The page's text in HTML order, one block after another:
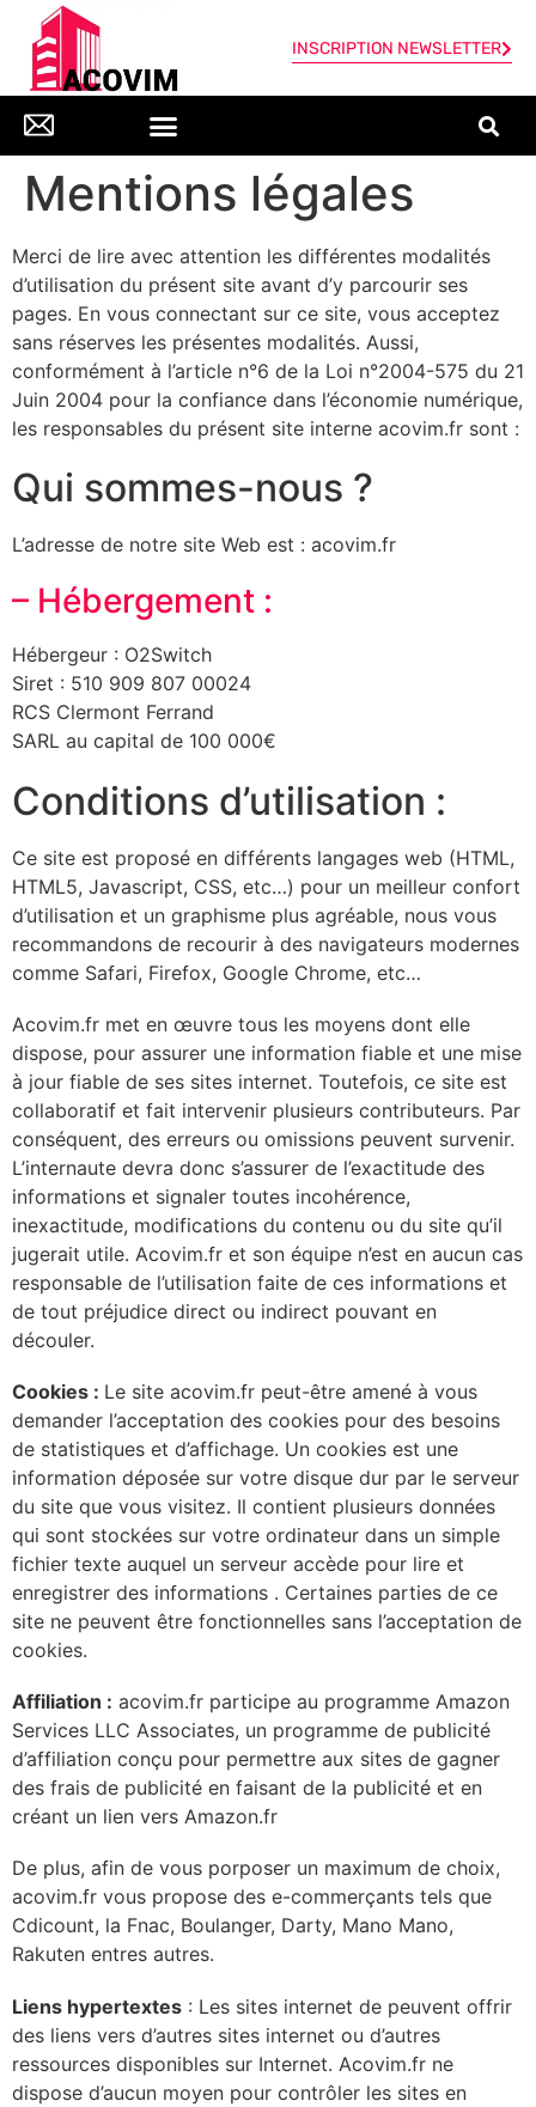
INSCRIPTION NEWSLETTER
Mentions légales
Merci de lire avec attention les différentes modalités
d’utilisation du présent site avant d’y parcourir ses
pages. En vous connectant sur ce site, vous acceptez
sans réserves les présentes modalités. Aussi,
conformément à l’article n°6 de la Loi n°2004-575 du 21
Juin 2004 pour la confiance dans l’économie numérique,
les responsables du présent site interne acovim.fr sont :
Qui sommes-nous ?
L’adresse de notre site Web est : acovim.fr
– Hébergement :
Hébergeur : O2Switch
Siret : 510 909 807 00024
RCS Clermont Ferrand
SARL au capital de 100 000€
Conditions d’utilisation :
Ce site est proposé en différents langages web (HTML,
HTML5, Javascript, CSS, etc…) pour un meilleur confort
d’utilisation et un graphisme plus agréable, nous vous
recommandons de recourir à des navigateurs modernes
comme Safari, Firefox, Google Chrome, etc…
Acovim.fr met en œuvre tous les moyens dont elle
dispose, pour assurer une information fiable et une mise
à jour fiable de ses sites internet. Toutefois, ce site est
collaboratif et fait intervenir plusieurs contributeurs. Par
conséquent, des erreurs ou omissions peuvent survenir.
L’internaute devra donc s’assurer de l’exactitude des
informations et signaler toutes incohérence,
inexactitude, modifications du contenu ou du site qu’il
jugerait utile. Acovim.fr et son équipe n’est en aucun cas
responsable de l’utilisation faite de ces informations et
de tout préjudice direct ou indirect pouvant en
découler.
Cookies : Le site acovim.fr peut-être amené à vous
demander l’acceptation des cookies pour des besoins
de statistiques et d’affichage. Un cookies est une
information déposée sur votre disque dur par le serveur
du site que vous visitez. Il contient plusieurs données
qui sont stockées sur votre ordinateur dans un simple
fichier texte auquel un serveur accède pour lire et
enregistrer des informations . Certaines parties de ce
site ne peuvent être fonctionnelles sans l’acceptation de
cookies.
Affiliation : acovim.fr participe au programme Amazon
Services LLC Associates, un programme de publicité
d’affiliation conçu pour permettre aux sites de gagner
des frais de publicité en faisant de la publicité et en
créant un lien vers Amazon.fr
De plus, afin de vous porposer un maximum de choix,
acovim.fr vous propose des e-commerçants tels que
Cdicount, la Fnac, Boulanger, Darty, Mano Mano,
Rakuten entres autres.
Liens hypertextes : Les sites internet de peuvent offrir
des liens vers d’autres sites internet ou d’autres
ressources disponibles sur Internet. Acovim.fr ne
dispose d’aucun moyen pour contrôler les sites en